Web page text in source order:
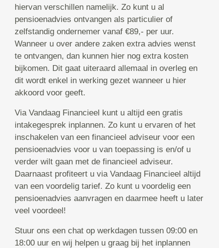
hiervan verschillen namelijk. Zo kunt u al
pensioenadvies ontvangen als particulier of
zelfstandig ondernemer vanaf €89,- per uur.
Wanneer u over andere zaken extra advies wenst
te ontvangen, dan kunnen hier nog extra kosten
bijkomen. Dit gaat uiteraard allemaal in overleg en
dit wordt enkel in werking gezet wanneer u hier
akkoord voor geeft.
Via Vandaag Financieel kunt u altijd een gratis
intakegesprek inplannen. Zo kunt u ervaren of het
inschakelen van een financieel adviseur voor een
pensioenadvies voor u van toepassing is en/of u
verder wilt gaan met de financieel adviseur.
Daarnaast profiteert u via Vandaag Financieel altijd
van een voordelig tarief. Zo kunt u voordelig een
pensioenadvies aanvragen en daarmee heeft u later
veel voordeel!
Stuur ons een chat op werkdagen tussen 09:00 en
18:00 uur en wij helpen u graag bij het inplannen